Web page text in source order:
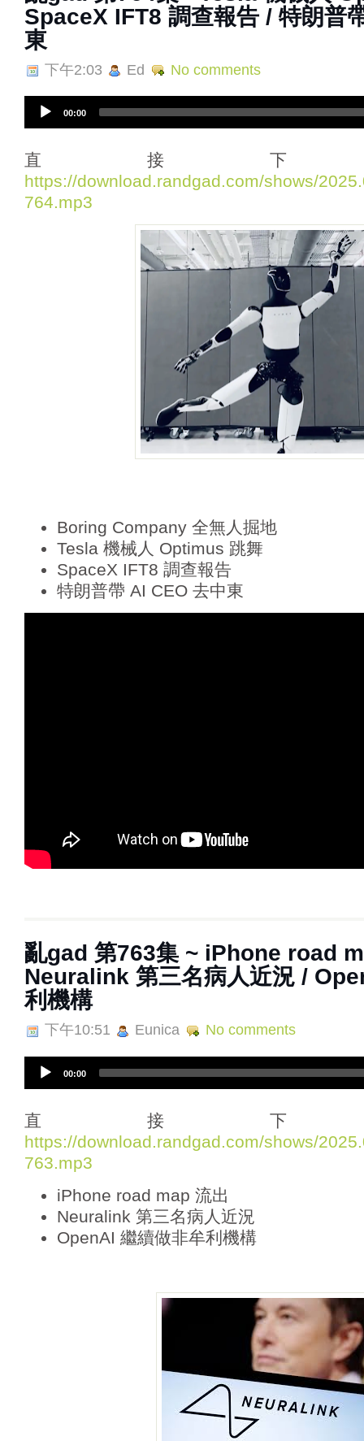
SpaceX IFT8 調查報告 / 特朗普
東
下午2:03 Ed No comments
i
o
P
l
00:00
直接
https://download.randgad.com/shows/
764.mp3
Boring Company 全無人掘地
Tesla 機械人 Optimus 跳舞
SpaceX IFT8 調查報告
特朗普帶 AI CEO 去中東
亂‌‌‌gad‌‌‌ ‌‌‌‌‌第‌‌‌763集 ~ iPhone road
Neuralink 第三名病人近況 /
利機構
下午10:51 Eunica No comments
i
o
P
l
00:00
直接
https://download.randgad.com/shows/
763.mp3
iPhone road map 流出
Neuralink 第三名病人近況
OpenAI 繼續做非牟利機構